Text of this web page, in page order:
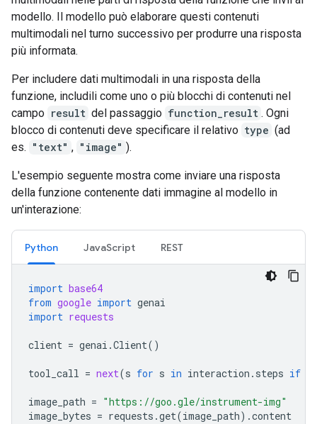
modello. Il modello può elaborare questi contenuti
multimodali nel turno successivo per produrre una risposta
più informata.
Per includere dati multimodali in una risposta della
funzione, includili come uno o più blocchi di contenuti nel
campo result del passaggio function_result . Ogni
blocco di contenuti deve specificare il relativo type (ad
es. "text" , "image" ).
L'esempio seguente mostra come inviare una risposta
della funzione contenente dati immagine al modello in
un'interazione:
Python JavaScript REST
import base64
from google import genai
import requests
client = genai .Client()
tool_call = next(s for s in interaction . steps if
image_path = "https://goo.gle/instrument-img"
image_bytes = requests .get(image_path) .content